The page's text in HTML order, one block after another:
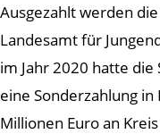
Ausgezahlt werden
Landesamt für
im Jahr 2020 hatte
eine Sonderzahlung
Millionen Euro an